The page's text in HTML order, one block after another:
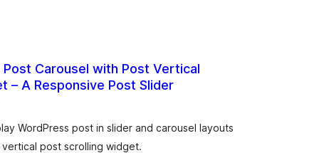
Post Carousel with Post Vertical
– A Responsive Post Slider
WordPress post in slider and carousel layouts
post scrolling widget.